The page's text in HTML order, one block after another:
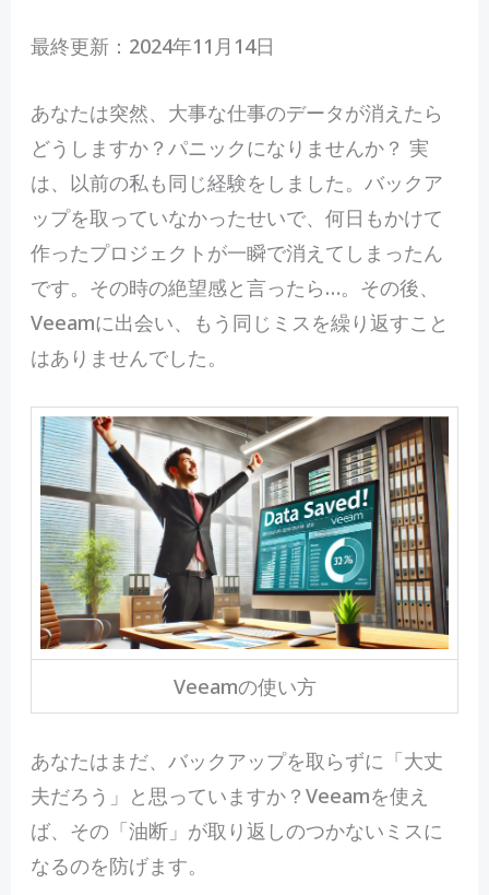
最終更新：2024年11月14日
あなたは突然、大事な仕事のデータが消えたら
どうしますか？パニックになりませんか？ 実
は、以前の私も同じ経験をしました。バックア
ップを取っていなかったせいで、何日もかけて
作ったプロジェクトが一瞬で消えてしまったん
です。その時の絶望感と言ったら…。その後、
Veeamに出会い、もう同じミスを繰り返すこと
はありませんでした。
Veeamの使い方
あなたはまだ、バックアップを取らずに「大丈
夫だろう」と思っていますか？Veeamを使え
ば、その「油断」が取り返しのつかないミスに
なるのを防げます。